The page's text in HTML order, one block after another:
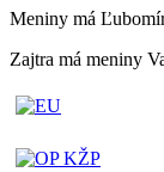
Meniny má
Zajtra má meniny